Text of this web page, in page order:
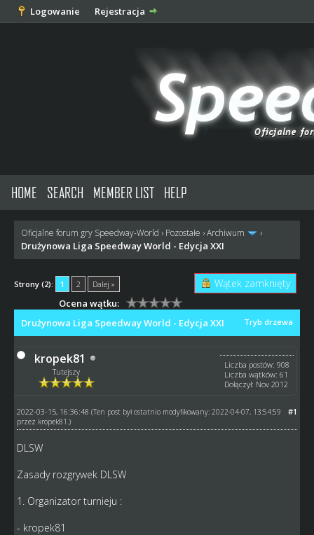
Logowanie Rejestracja
HOME SEARCH MEMBER LIST HELP
Oficjalne forum gry Speedway-World › Pozostałe ›Archiwum ›
Drużynowa Liga Speedway World - Edycja XXI
Strony (2): 1 2 Dalej » Wątek zamknięty
Ocena wątku:
Tryb drzewa
Drużynowa Liga Speedway World - Edycja XXI
kropek81
Tutejszy
Liczba postów: 908
Liczba wątków: 61
Dołączył: Nov 2012
#1
2022-03-15, 16:36:48 (Ten post był ostatnio modyfikowany: 2022-04-07, 13:54:59
przez kropek81 .)
DLSW
Zasady rozgrywek DLSW
1. Organizator turnieju :
- kropek81